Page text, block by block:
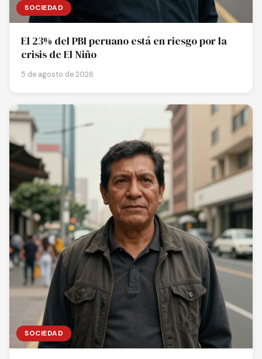
SOCIEDAD
El 23% del PBI peruano está en riesgo por la
crisis de El Niño
5 de agosto de 2026
SOCIEDAD